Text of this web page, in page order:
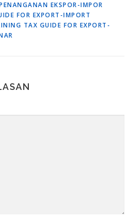
EKSPOR-IMPOR
FOR EXPORT-IMPORT
TAX GUIDE FOR EXPORT-